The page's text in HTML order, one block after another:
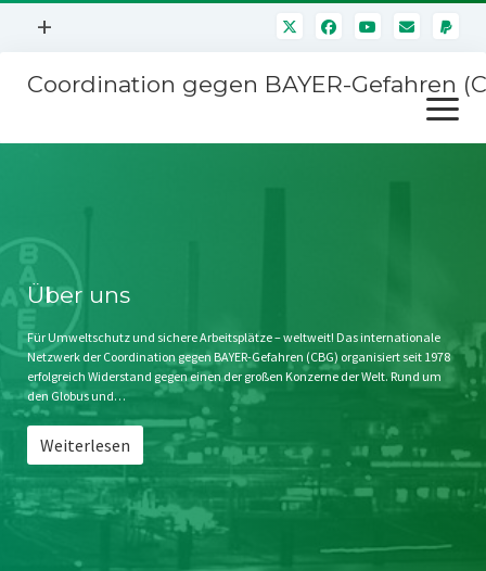
Menü
+
Mitmachen
Kontakt
Impressum
Störfälle
Coordination gegen BAYER-Gefahren
Menü
öffnen
Stichwort BAYER
Jahrestagung
SPENDEN
Über uns
Für Umweltschutz und sichere Arbeitsplätze – weltweit! Das internationale
Netzwerk der Coordination gegen BAYER-Gefahren (CBG) organisiert seit 1978
erfolgreich Widerstand gegen einen der großen Konzerne der Welt. Rund um
den Globus und…
Weiterlesen